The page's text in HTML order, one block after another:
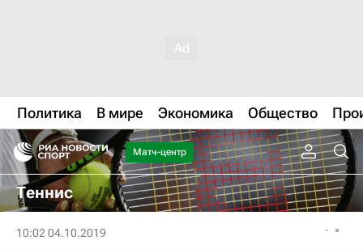
Политика В мире Экономика Общество
Матч-центр
Теннис
10:02 04.10.2019